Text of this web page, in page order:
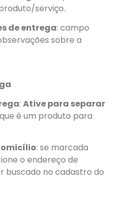
serviço.
de entrega: campo
sobre a
: Ative para separar
é um produto para
: se marcada
o endereço de
buscado no cadastro do